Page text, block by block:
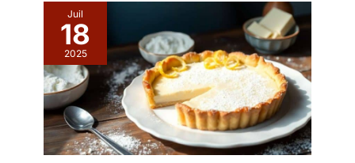
pour la sauce soja, les
vinaigrettes, les portions
individuelles de
condiments ou d herbes
fraîches SURFACE LISSE
HYGIÉNIQUE ET
NETTOYAGE FACILE :
Garantissez une propreté
irréprochable sans effort
après chaque repas
mais fonctionnelle leur
confère une allure
élégante : une excellente
alternative aux produits
jetables ! MATÉRIAU
ROBUSTE ET DURABLE –
Ces récipients à sauce
en acier inoxydable
résistent à la corrosion ;
Juil
18
2025